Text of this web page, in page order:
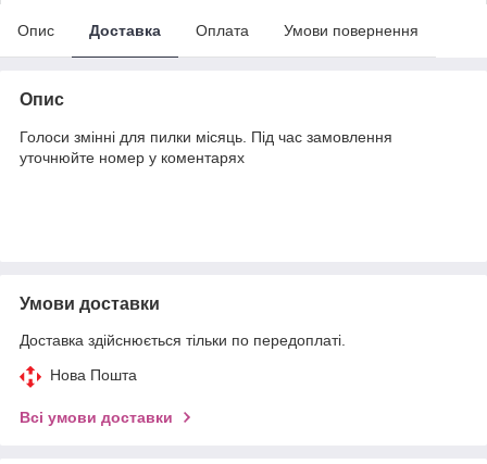
Опис Доставка Оплата Умови повернення
Опис
Голоси змінні для пилки місяць. Під час замовлення
уточнюйте номер у коментарях
Умови доставки
Доставка здійснюється тільки по передоплаті.
Нова Пошта
Всі умови доставки